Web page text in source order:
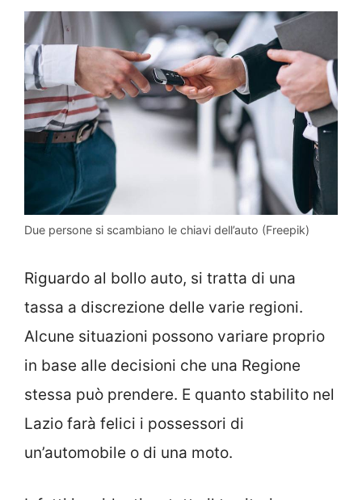
Due persone si scambiano le chiavi dell’auto (Freepik)
Riguardo al bollo auto, si tratta di una
tassa a discrezione delle varie regioni.
Alcune situazioni possono variare proprio
in base alle decisioni che una Regione
stessa può prendere. E quanto stabilito nel
Lazio farà felici i possessori di
un’automobile o di una moto.